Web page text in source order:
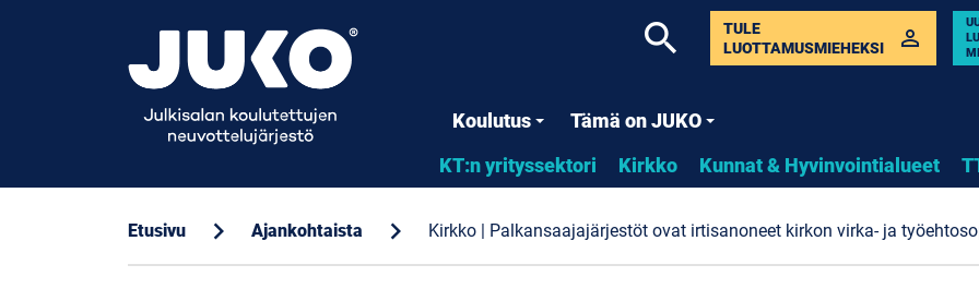
Koulutus
Tämä on JUKO
KT:n yrityssektori
Kirkko Kunnat & Hyvinvointialueet
TULE
LUOTTAMUSMIEHEKSI
perm_identity
search
Etusivu chevron_right Ajankohtaista chevron_right Kirkko | Palkansaajajärjestöt ovat irtisanoneet kirkon virka- ja